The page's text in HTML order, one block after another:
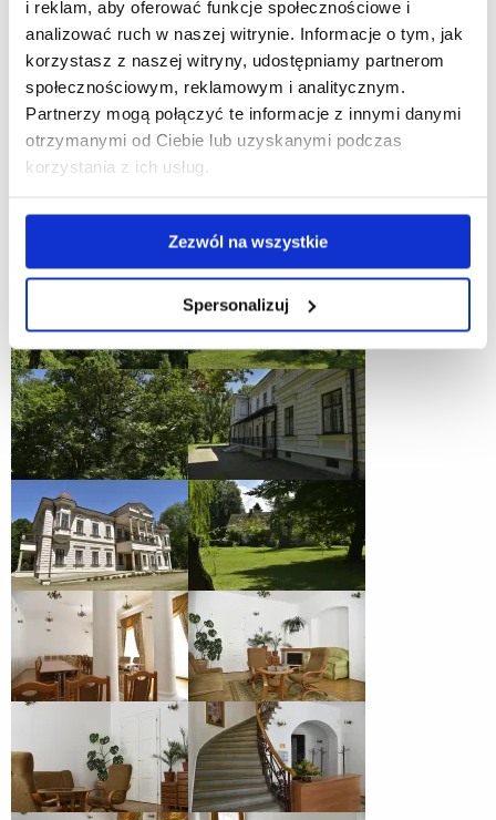
i reklam, aby oferować funkcje społecznościowe i
analizować ruch w naszej witrynie. Informacje o tym, jak
korzystasz z naszej witryny, udostępniamy partnerom
społecznościowym, reklamowym i analitycznym.
Partnerzy mogą połączyć te informacje z innymi danymi
otrzymanymi od Ciebie lub uzyskanymi podczas
korzystania z ich usług.
Zezwól na wszystkie
Spersonalizuj